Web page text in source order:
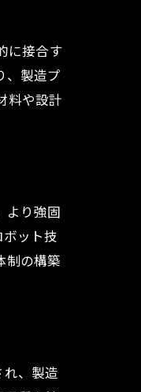
に接合す
、製造プ
料や設計
より強固
ット技
制の構築
、製造